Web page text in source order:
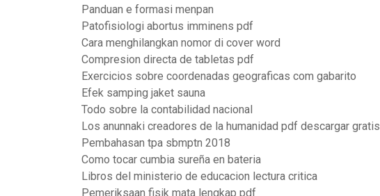
Panduan e formasi menpan
Patofisiologi abortus imminens pdf
Cara menghilangkan nomor di cover word
Compresion directa de tabletas pdf
Exercicios sobre coordenadas geograficas com gabarito
Efek samping jaket sauna
Todo sobre la contabilidad nacional
Los anunnaki creadores de la humanidad pdf descargar gratis
Pembahasan tpa sbmptn 2018
Como tocar cumbia sureña en bateria
Libros del ministerio de educacion lectura critica
Pemeriksaan fisik mata lengkap pdf